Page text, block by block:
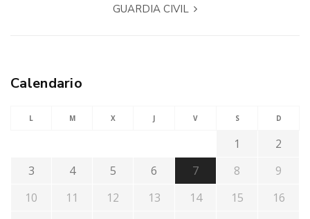
GUARDIA CIVIL
Calendario
L M X J V S D
1
2
3
4 5 6 7 8
9
10
11 12 13 14 15
16